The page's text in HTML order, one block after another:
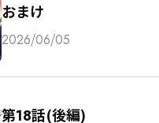
おまけ
2026/06/05
第18話(後編)